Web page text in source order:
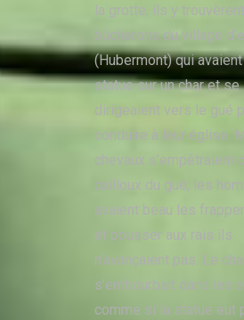
la grotte, ils y
bûcherons du village
(Hubermont) qui
statue sur un char et se
dirigeaient vers le gué
conduire à leur église.
chevaux s’empêtraient
cailloux du gué; les
avaient beau les
et pousser aux rais ils
n’avançaient pas. Le
s’embourbait dans les
comme si la statue eut